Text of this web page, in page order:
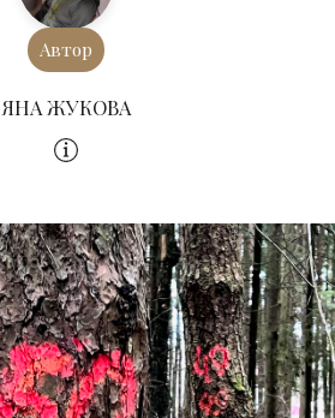
Автор
ЯНА ЖУКОВА